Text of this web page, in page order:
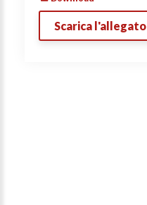
Scarica l'allegato